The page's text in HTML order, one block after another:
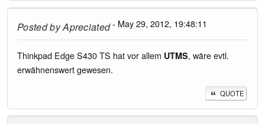
Posted byApreciated- May 29, 2012, 19:48:11
Thinkpad Edge S430 TS hat vor allem UTMS, wäre evtl.
erwähnenswert gewesen.
QUOTE